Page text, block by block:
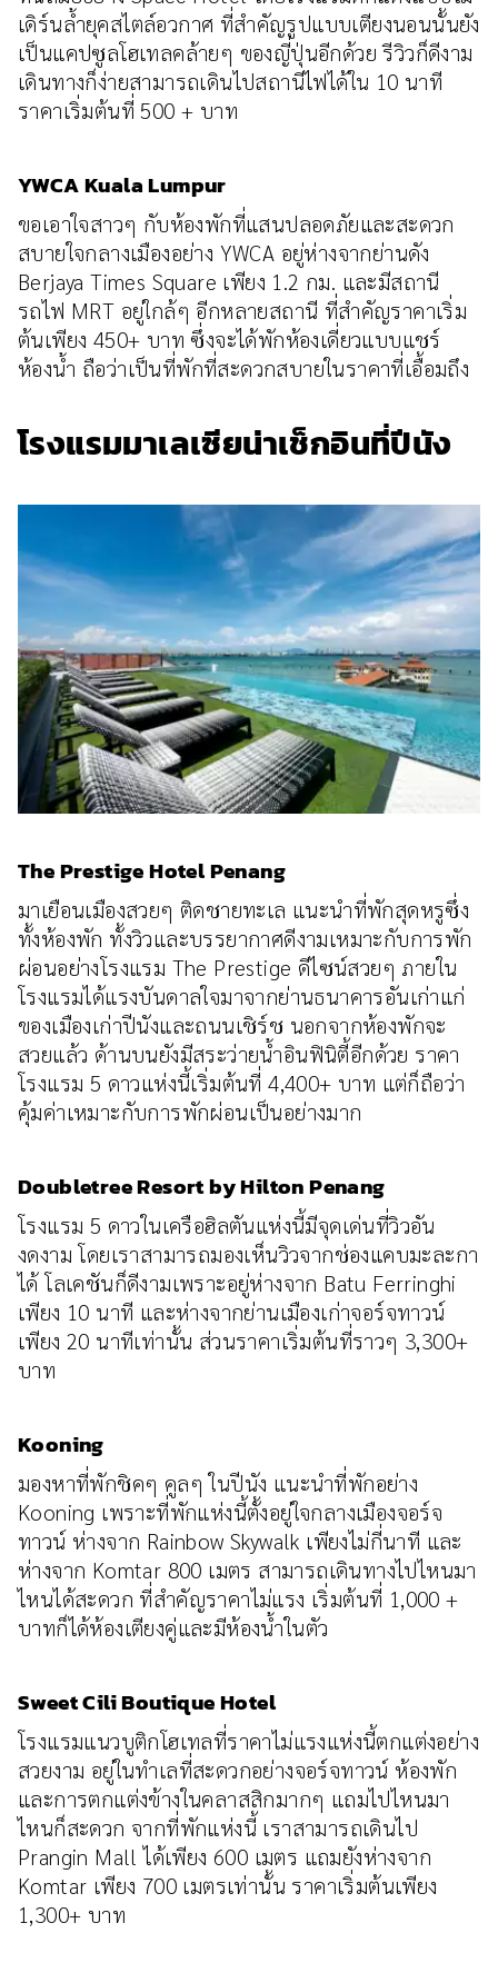
เดิร์นล้ำยุคสไตล์อวกาศ ที่สำคัญรูปแบบเตียงนอนนั้นยัง
เป็นแคปซูลโฮเทลคล้ายๆ ของญี่ปุ่นอีกด้วย รีวิวก็ดีงาม
เดินทางก็ง่ายสามารถเดินไปสถานีไฟได้ใน 10 นาที
ราคาเริ่มต้นที่ 500 + บาท
YWCA Kuala Lumpur
ขอเอาใจสาวๆ กับห้องพักที่แสนปลอดภัยและสะดวก
สบายใจกลางเมืองอย่าง YWCA อยู่ห่างจากย่านดัง
Berjaya Times Square เพียง 1.2 กม. และมีสถานี
รถไฟ MRT อยู่ใกล้ๆ อีกหลายสถานี ที่สำคัญราคาเริ่ม
ต้นเพียง 450+ บาท ซึ่งจะได้พักห้องเดี่ยวแบบแชร์
ห้องน้ำ ถือว่าเป็นที่พักที่สะดวกสบายในราคาที่เอื้อมถึง
โรงแรมมาเลเซียน่าเช็กอินที่ปีนัง
The Prestige Hotel Penang
มาเยือนเมืองสวยๆ ติดชายทะเล แนะนำที่พักสุดหรูซึ่ง
ทั้งห้องพัก ทั้งวิวและบรรยากาศดีงามเหมาะกับการพัก
ผ่อนอย่างโรงแรม The Prestige ดีไซน์สวยๆ ภายใน
โรงแรมได้แรงบันดาลใจมาจากย่านธนาคารอันเก่าแก่
ของเมืองเก่าปีนังและถนนเชิร์ช นอกจากห้องพักจะ
สวยแล้ว ด้านบนยังมีสระว่ายน้ำอินฟินิตี้อีกด้วย ราคา
โรงแรม 5 ดาวแห่งนี้เริ่มต้นที่ 4,400+ บาท แต่ก็ถือว่า
คุ้มค่าเหมาะกับการพักผ่อนเป็นอย่างมาก
Doubletree Resort by Hilton Penang
โรงแรม 5 ดาวในเครือฮิลตันแห่งนี้มีจุดเด่นที่วิวอัน
งดงาม โดยเราสามารถมองเห็นวิวจากช่องแคบมะละกา
ได้ โลเคชันก็ดีงามเพราะอยู่ห่างจาก Batu Ferringhi
เพียง 10 นาที และห่างจากย่านเมืองเก่าจอร์จทาวน์
เพียง 20 นาทีเท่านั้น ส่วนราคาเริ่มต้นที่ราวๆ 3,300+
บาท
Kooning
มองหาที่พักชิคๆ คูลๆ ในปีนัง แนะนำที่พักอย่าง
Kooning เพราะที่พักแห่งนี้ตั้งอยู่ใจกลางเมืองจอร์จ
ทาวน์ ห่างจาก Rainbow Skywalk เพียงไม่กี่นาที และ
ห่างจาก Komtar 800 เมตร สามารถเดินทางไปไหนมา
ไหนได้สะดวก ที่สำคัญราคาไม่แรง เริ่มต้นที่ 1,000 +
บาทก็ได้ห้องเตียงคู่และมีห้องน้ำในตัว
Sweet Cili Boutique Hotel
โรงแรมแนวบูติกโฮเทลที่ราคาไม่แรงแห่งนี้ตกแต่งอย่าง
สวยงาม อยู่ในทำเลที่สะดวกอย่างจอร์จทาวน์ ห้องพัก
และการตกแต่งข้างในคลาสสิกมากๆ แถมไปไหนมา
ไหนก็สะดวก จากที่พักแห่งนี้ เราสามารถเดินไป
Prangin Mall ได้เพียง 600 เมตร แถมยังห่างจาก
Komtar เพียง 700 เมตรเท่านั้น ราคาเริ่มต้นเพียง
1,300+ บาท